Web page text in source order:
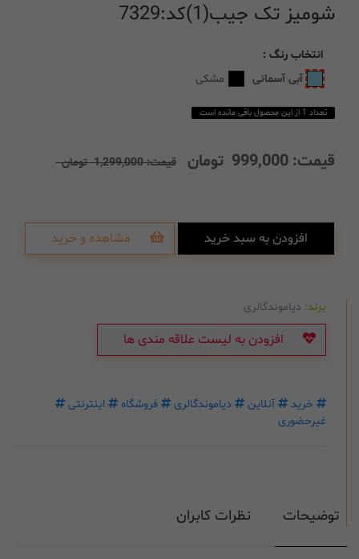
شومیز تک جیب(1)کد:7329
انتخاب رنگ :
آبی آسمانی
مشکی
تعداد 1 از این محصول باقی مانده است
قیمت: 999,000 تومان قیمت:1,299,000تومان
افزودن به سبد خرید مشاهده و خرید
برند: دیاموندگالری
افزودن به لیست علاقه مندی ها
خرید آنلاین دیاموندگالری فروشگاه
اینترنتی
غیرحضوری
توضیحات نظرات کابران